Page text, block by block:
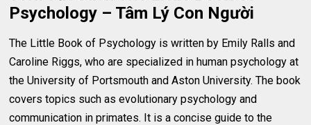
Psychology – Tâm Lý Con Người
The Little Book of Psychology is written by Emily Ralls and
Caroline Riggs, who are specialized in human psychology at
the University of Portsmouth and Aston University. The book
covers topics such as evolutionary psychology and
communication in primates. It is a concise guide to the